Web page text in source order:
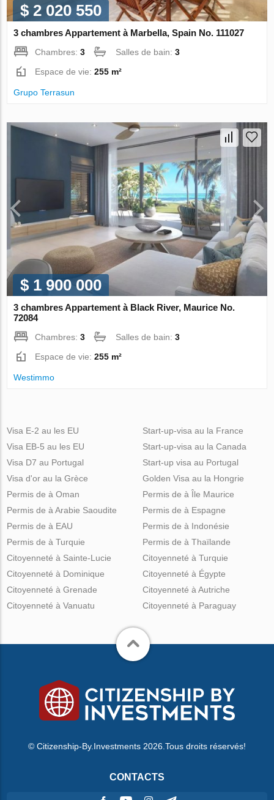
$ 2 020 550
3 chambres Appartement à Marbella, Spain No. 111027
Chambres:3 Salles de bain:3
Espace de vie:255 m²
Grupo Terrasun
$ 1 900 000
3 chambres Appartement à Black River, Maurice No.
72084
Chambres:3 Salles de bain:3
Espace de vie:255 m²
Westimmo
Visa E-2 au les EU
Visa EB-5 au les EU
Visa D7 au Portugal
Visa d'or au la Grèce
Start-up-visa au la France
Start-up-visa au la Canada
Start-up visa au Portugal
Golden Visa au la Hongrie
Permis de à Oman
Permis de à Arabie Saoudite
Permis de à EAU
Permis de à Turquie
Permis de à Île Maurice
Permis de à Espagne
Permis de à Indonésie
Permis de à Thaïlande
Citoyenneté à Sainte-Lucie
Citoyenneté à Dominique
Citoyenneté à Grenade
Citoyenneté à Vanuatu
Citoyenneté à Turquie
Citoyenneté à Égypte
Citoyenneté à Autriche
Citoyenneté à Paraguay
© Citizenship-By.Investments 2026.Tous droits réservés!
CONTACTS